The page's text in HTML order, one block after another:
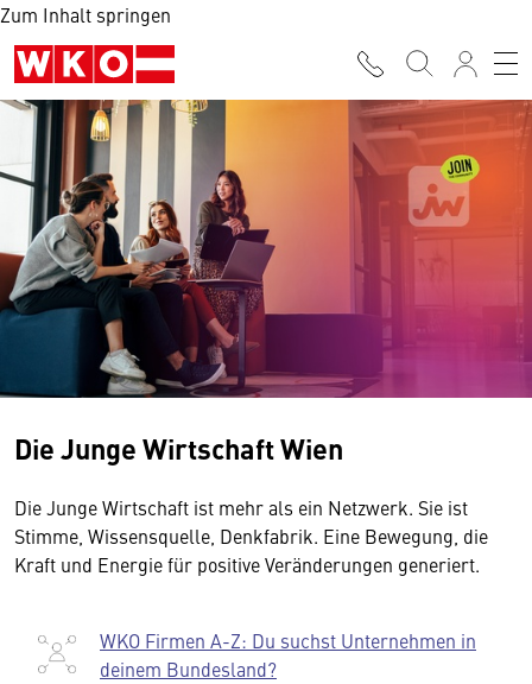
Zum Inhalt springen
Die Junge Wirtschaft Wien
Die Junge Wirtschaft ist mehr als ein Netzwerk. Sie ist
Stimme, Wissensquelle, Denkfabrik. Eine Bewegung, die
Kraft und Energie für positive Veränderungen generiert.
WKO Firmen A-Z: Du suchst Unternehmen in
deinem Bundesland?